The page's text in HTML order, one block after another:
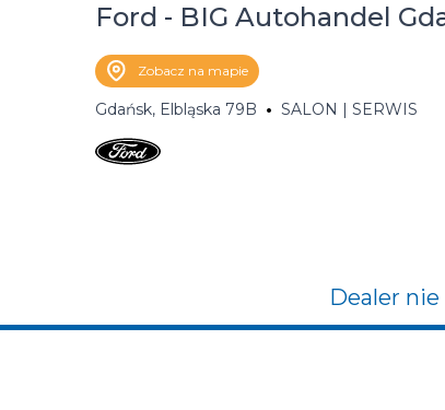
Ford - BIG Autohandel
Zobacz na mapie
Gdańsk, Elbląska 79B SALON | SERWIS
Dealer